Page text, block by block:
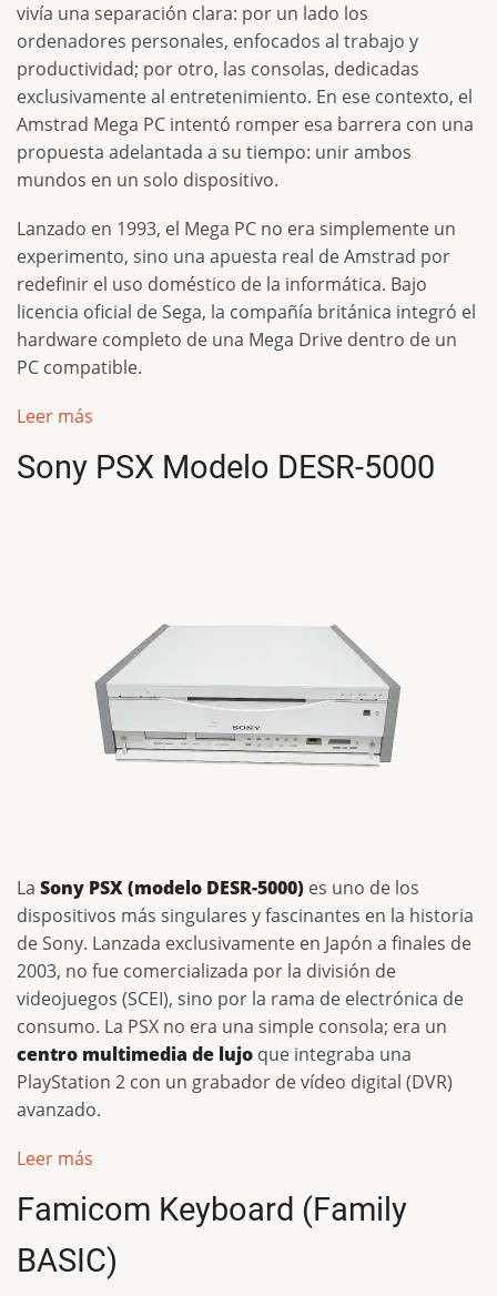
vivía una separación clara: por un lado los
ordenadores personales, enfocados al trabajo y
productividad; por otro, las consolas, dedicadas
exclusivamente al entretenimiento. En ese contexto, el
Amstrad Mega PC intentó romper esa barrera con una
propuesta adelantada a su tiempo: unir ambos
mundos en un solo dispositivo.
Lanzado en 1993, el Mega PC no era simplemente un
experimento, sino una apuesta real de Amstrad por
redefinir el uso doméstico de la informática. Bajo
licencia oficial de Sega, la compañía británica integró el
hardware completo de una Mega Drive dentro de un
PC compatible.
Leer más
Sony PSX Modelo DESR-5000
La Sony PSX (modelo DESR-5000) es uno de los
dispositivos más singulares y fascinantes en la historia
de Sony. Lanzada exclusivamente en Japón a finales de
2003, no fue comercializada por la división de
videojuegos (SCEI), sino por la rama de electrónica de
consumo. La PSX no era una simple consola; era un
centro multimedia de lujo que integraba una
PlayStation 2 con un grabador de vídeo digital (DVR)
avanzado.
Leer más
Famicom Keyboard (Family
BASIC)